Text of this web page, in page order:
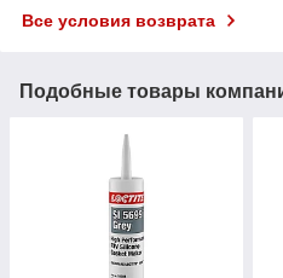
Все условия возврата
Подобные товары